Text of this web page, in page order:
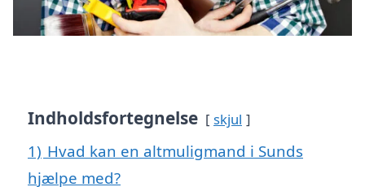
Indholdsfortegnelse skjul
1) Hvad kan en altmuligmand i Sunds
hjælpe med?